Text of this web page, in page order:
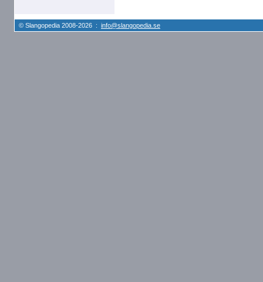
© Slangopedia 2008-2026 : info@slangopedia.se